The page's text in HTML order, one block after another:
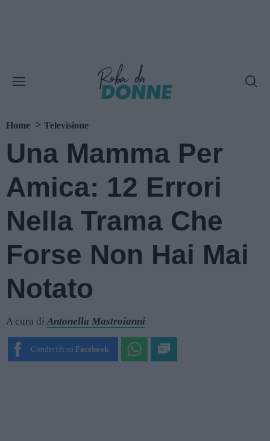
Home Televisione
Una Mamma Per
Amica: 12 Errori
Nella Trama Che
Forse Non Hai Mai
Notato
A cura diAntonella Mastroianni
Condividi su Facebook